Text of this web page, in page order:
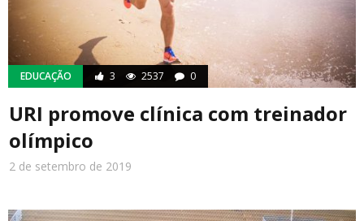
EDUCAÇÃO 3 2537 0
URI promove clínica com treinador
olímpico
2 de setembro de 2019